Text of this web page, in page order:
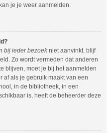
je je weer aanmelden.
bij ieder bezoek niet aanvinkt, blijf
Zo wordt vermeden dat anderen
blijven, moet je bij het aanmelden
af als je gebruik maakt van een
in de bibliotheek, in een
is, heeft de beheerder deze